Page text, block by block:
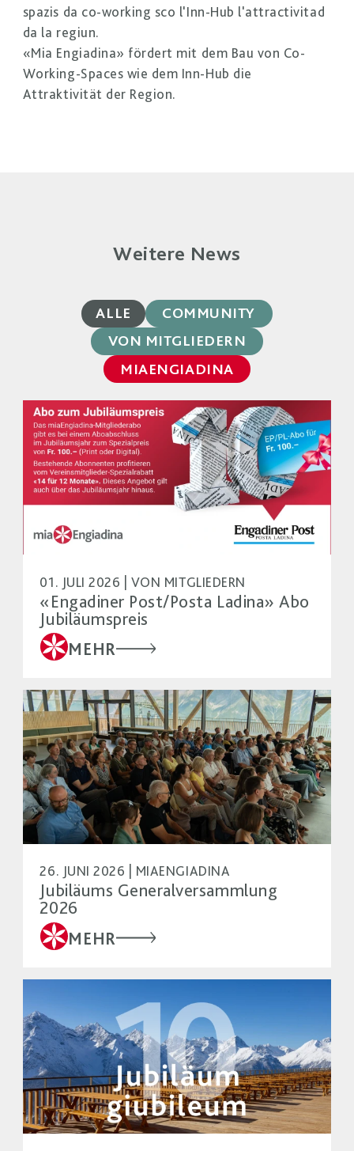
spazis da co-working sco l'Inn-Hub l'attractivitad
da la regiun.
«Mia Engiadina» fördert mit dem Bau von Co-
Working-Spaces wie dem Inn-Hub die
Attraktivität der Region.
Weitere News
ALLE
COMMUNITY
VON MITGLIEDERN
MIAENGIADINA
01. JULI 2026 | VON MITGLIEDERN
«Engadiner Post/Posta Ladina» Abo
Jubiläumspreis
MEHR
26. JUNI 2026 | MIAENGIADINA
Jubiläums Generalversammlung
2026
MEHR